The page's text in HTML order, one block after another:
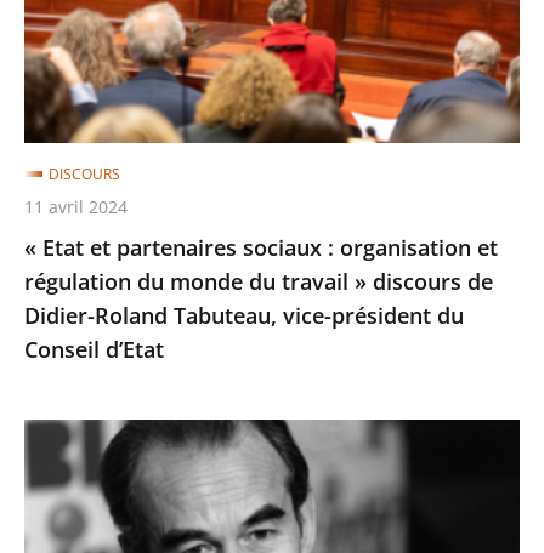
:
organisation
et
régulation
du
monde
du
travail
»
discours
de
Roland
Tabuteau,
vice-
président
« Etat et partenaires sociaux : organisation et
régulation du monde du travail » discours de
Didier-Roland Tabuteau, vice-président du
Conseil d’Etat
DISCOURS
11 avril 2024
Hommage
du
vice-
président